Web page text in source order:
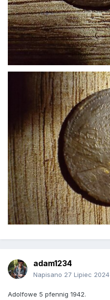
adam1234
Napisano 27 Lipiec 2024
Adolfowe 5 pfennig 1942.